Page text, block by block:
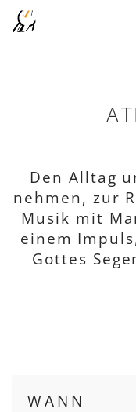
Den Alltag
nehmen, zur
Musik mit
einem
Gottes
WANN